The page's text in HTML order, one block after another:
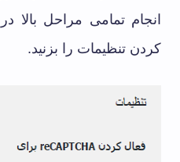
انجام تمامی مراحل بالا
کردن تنظیمات را بزنید.